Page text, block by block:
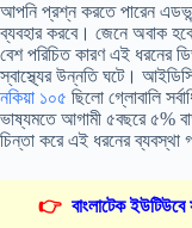
আপনি প্রশ্ন করতে পারেন
ব্যবহার করবে। জেনে অবাক
বেশ পরিচিত কারণ এই ধরনের
স্বাস্থ্যের উন্নতি ঘটে।
নকিয়া ১০৫ ছিলো গ্লোবালি
ভাষ্যমতে আগামী ৫বছরে ৫%
চিন্তা করে এই ধরনের ব্যবস্থা
👉 বাংলাটেক